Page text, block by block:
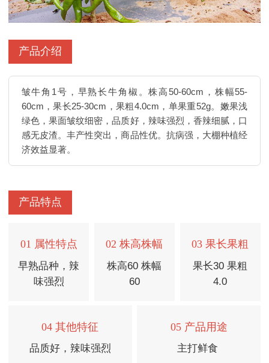
产品介绍
皱牛角1号，早熟长牛角椒。株高50-60cm，株幅55-
60cm，果长25-30cm，果粗4.0cm，单果重52g。嫩果浅
绿色，果面皱纹细密，品质好，辣味强烈，香辣细腻，口
感无皮渣。丰产性突出，商品性优。抗病强，大棚种植经
济效益显著。
产品特点
01 属性特点
早熟品种，辣
味强烈
02 株高株幅
株高60 株幅
60
03 果长果粗
果长30 果粗
4.0
04 其他特征
品质好，辣味强烈
05 产品用途
主打鲜食